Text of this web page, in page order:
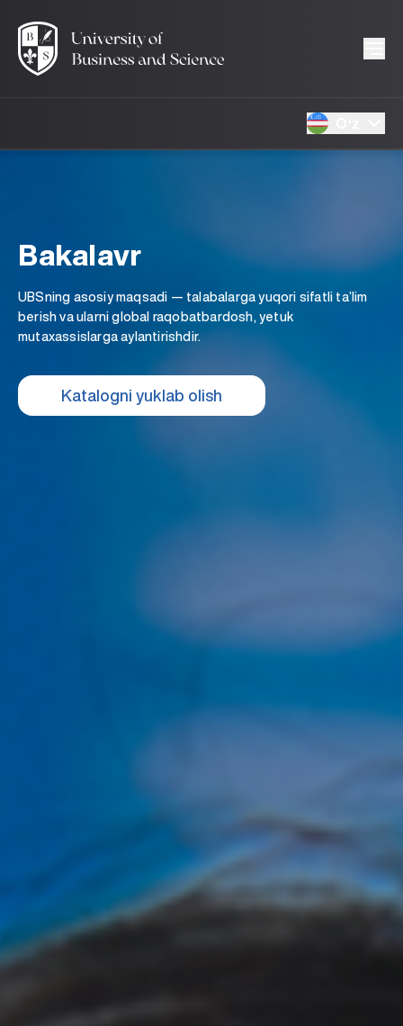
Bakalavr
UBSning asosiy maqsadi — talabalarga yuqori sifatli ta’lim
berish va ularni global raqobatbardosh, yetuk
mutaxassislarga aylantirishdir.
Katalogni yuklab olish